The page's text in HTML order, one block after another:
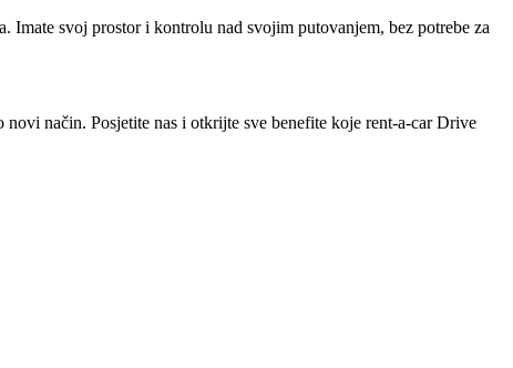
svoj prostor i kontrolu nad svojim putovanjem, bez potrebe za
način. Posjetite nas i otkrijte sve benefite koje rent-a-car Drive